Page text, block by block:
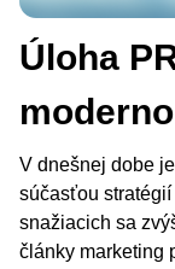
Úloha
V dnešnej dobe
súčasťou
snažiacich sa
články marketing